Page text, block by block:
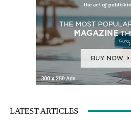
LATEST ARTICLES